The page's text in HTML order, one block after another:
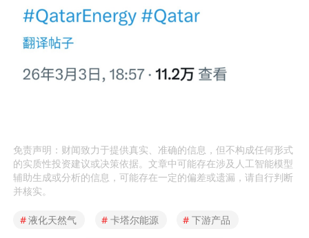
免责声明：财闻致力于提供真实、准确的信息，但不构成任何形式
的实质性投资建议或决策依据。文章中可能存在涉及人工智能模型
辅助生成或分析的信息，可能存在一定的偏差或遗漏，请自行判断
并核实。
#液化天然气 # 卡塔尔能源 # 下游产品